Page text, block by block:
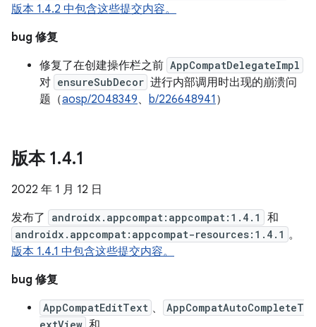
版本 1.4.2 中包含这些提交内容。
bug 修复
修复了在创建操作栏之前 AppCompatDelegateImpl
对 ensureSubDecor 进行内部调用时出现的崩溃问
题（aosp/2048349、 b/226648941 ）
版本 1.4.1
2022 年 1 月 12 日
发布了
androidx.appcompat:appcompat:1.4.1 和
androidx.appcompat:appcompat-resources:1.4.1 。
版本 1.4.1 中包含这些提交内容。
bug 修复
AppCompatEditText 、
AppCompatAutoCompleteT